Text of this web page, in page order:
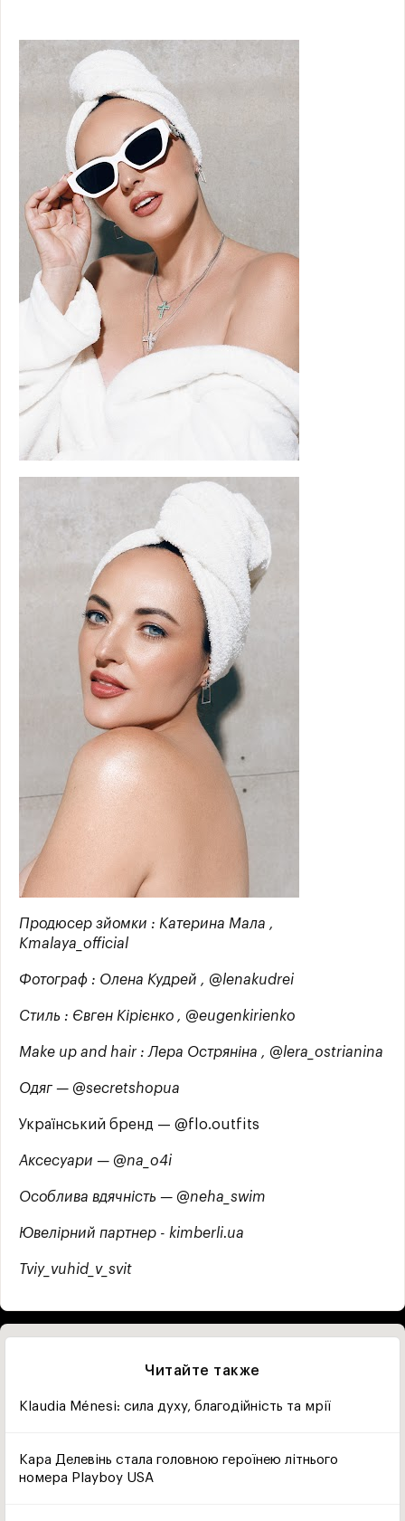
Продюсер зйомки : Катерина Мала ,
Kmalaya_official
Фотограф : Олена Кудрей , @lenakudrei
Стиль : Євген Кірієнко , @eugenkirienko
Make up and hair : Лера Остряніна , @lera_ostrianina
Одяг — @secretshopua
Український бренд — @flo.outfits
Аксесуари — @na_o4i
Особлива вдячність — @neha_swim
Ювелірний партнер - kimberli.ua
Tviy_vuhid_v_svit
Читайте также
Klaudia Ménesi: сила духу, благодійність та мрії
Кара Делевінь стала головною героїнею літнього
номера Playboy USA